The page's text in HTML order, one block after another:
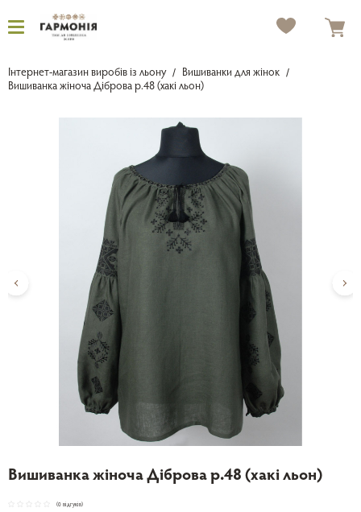
Інтернет-магазин виробів із льону
Вишиванки для жінок
Вишиванка жіноча Діброва р.48 (хакі льон)
Вишиванка жіноча Діброва р.48 (хакі льон)
(0 відгуків)